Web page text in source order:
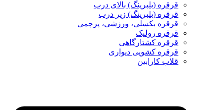
قرقره (بلبرینگ) بالای درب
قرقره (بلبرینگ) زیر درب
قرقره بکسلی، ورزشی، پرچمی
قرقره رولیک
قرقره کشتارگاهی
قرقره کشویی دیواری
قلاب کارابین